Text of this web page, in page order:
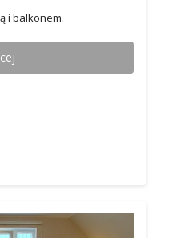
i balkonem.